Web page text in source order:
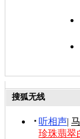
搜狐无线
听相声|
珍珠翡翠